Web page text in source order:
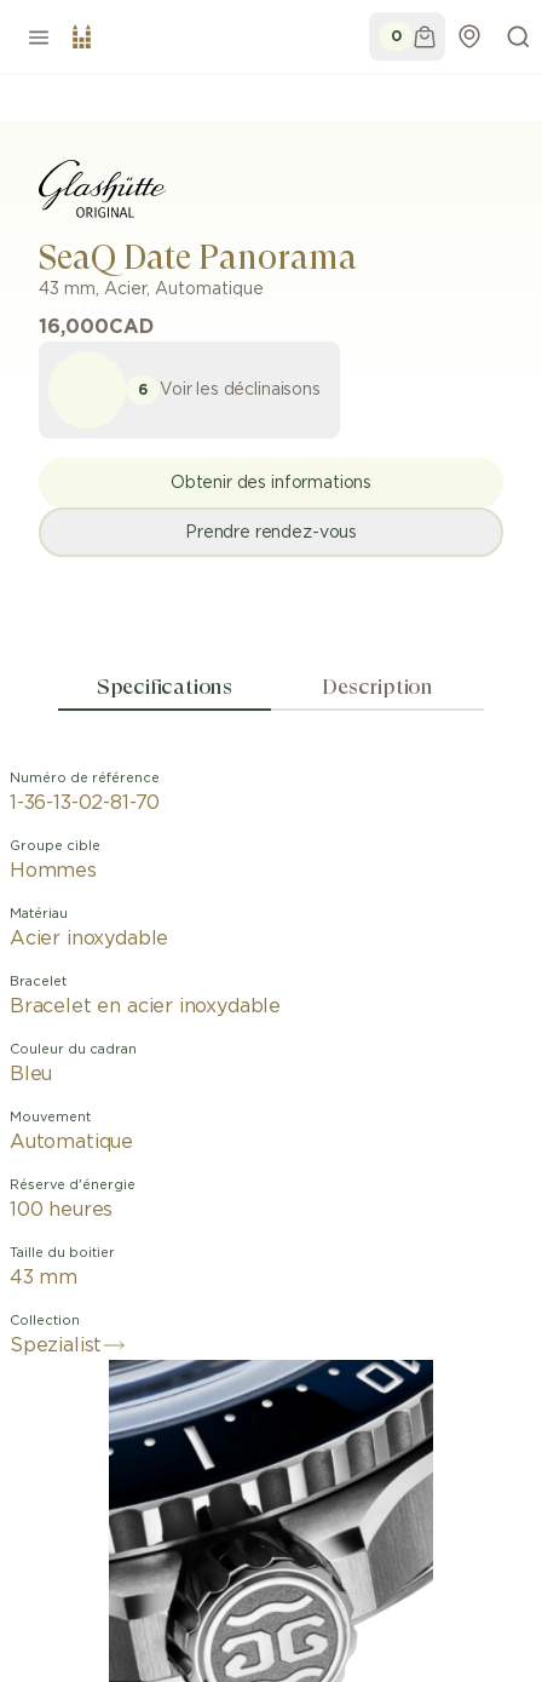
0
SeaQ Date Panorama
43 mm, Acier, Automatique
16,000CAD
6 Voir les déclinaisons
Obtenir des informations
Prendre rendez-vous
Specifications Description
Numéro de référence
1-36-13-02-81-70
Groupe cible
Hommes
Matériau
Acier inoxydable
Bracelet
Bracelet en acier inoxydable
Couleur du cadran
Bleu
Mouvement
Automatique
Réserve d'énergie
100 heures
Taille du boitier
43 mm
Collection
Spezialist